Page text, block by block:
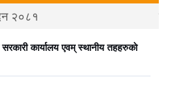
२०८१
कार्यालय एवम् स्थानीय तहहरुकाे